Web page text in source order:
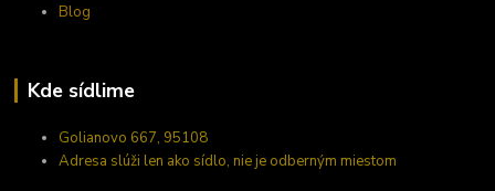
Blog
Kde sídlime
Golianovo 667, 95108
Adresa slúži len ako sídlo, nie je odberným miestom